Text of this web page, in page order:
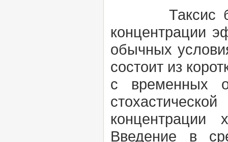
Таксис
концентрации
обычных
состоит из
с временных
концентрации
Введение в